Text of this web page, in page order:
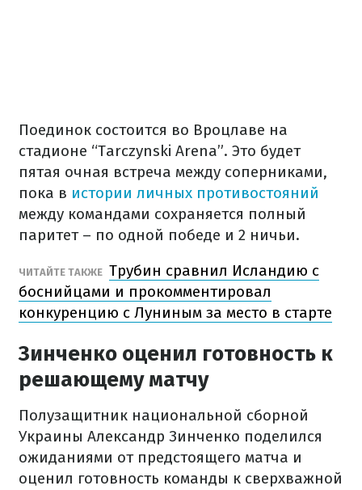
Поединок состоится во Вроцлаве на
стадионе “Tarczynski Arena”. Это будет
пятая очная встреча между соперниками,
пока в истории личных противостояний
между командами сохраняется полный
паритет – по одной победе и 2 ничьи.
ЧИТАЙТЕ ТАКЖЕ Трубин сравнил Исландию с
боснийцами и прокомментировал
конкуренцию с Луниным за место в старте
Зинченко оценил готовность к
решающему матчу
Полузащитник национальной сборной
Украины Александр Зинченко поделился
ожиданиями от предстоящего матча и
оценил готовность команды к сверхважной